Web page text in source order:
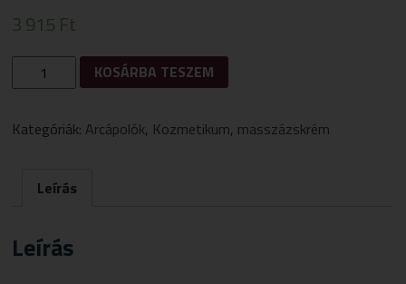
3 915 Ft
ORGANIC
BIOAKTÍV
KOSÁRBA TESZEM
Kategóriák: Arcápolók, Kozmetikum, masszázskrém
Leírás
Leírás